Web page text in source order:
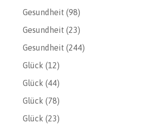
Gesundheit (98)
Gesundheit (23)
Gesundheit (244)
Glück (12)
Glück (44)
Glück (78)
Glück (23)